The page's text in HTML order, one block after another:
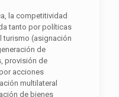
la competitividad
tanto por políticas
turismo (asignación
de
provisión de
acciones
multilateral
de bienes